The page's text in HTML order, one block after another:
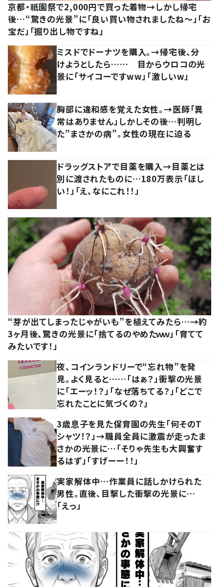
京都・祇園祭で2,000円で買った着物→しかし帰宅
後…“驚きの光景”に「良い買い物されましたね～」「お
宝だ」「掘り出し物ですね」
ミスドでドーナツを購入。→帰宅後、分
けようとしたら…… 目からウロコの光
景に「サイコーですww」「激しいw」
胸部に違和感を覚えた女性。→医師「異
常はありません」しかしその後…判明し
た”まさかの病”。女性の現在に迫る
ドラッグストアで目薬を購入→目薬とは
別に渡されたものに…180万表示「ほし
い！」「え、なにこれ！！」
“芽が出てしまったじゃがいも”を植えてみたら…→約
3ヶ月後、驚きの光景に「捨てるのやめたｗｗ」「育てて
みたいです！」
夜、コインランドリーで“忘れ物”を発
見。よく見ると……「はぁ？」衝撃の光景
に「エーッ！？」「なぜ落ちてる？」「どこで
忘れたことに気づくの？」
3歳息子を見た保育園の先生「何そのT
シャツ！？」→職員全員に激震が走ったま
さかの光景に…「そりゃ先生も大興奮す
るはず」「すげーー！！」
実家解体中…作業員に話しかけられた
男性。直後、目撃した衝撃の光景に…
「えっ」